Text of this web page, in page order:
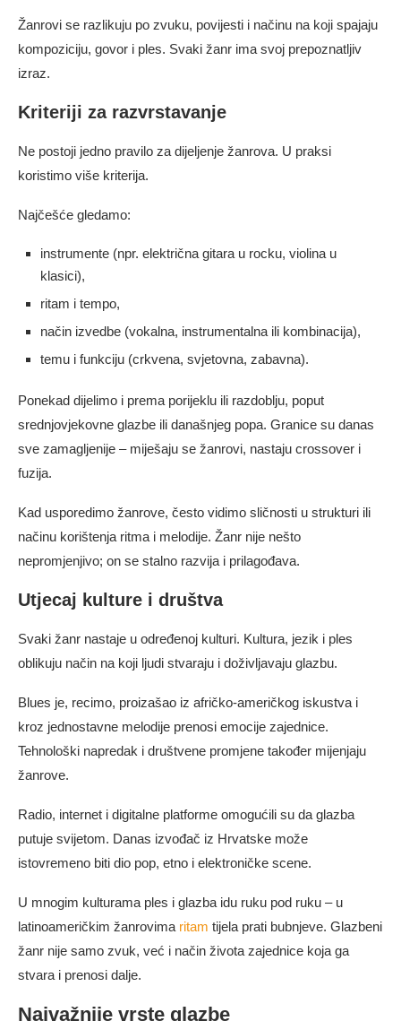
Žanrovi se razlikuju po zvuku, povijesti i načinu na koji spajaju
kompoziciju, govor i ples. Svaki žanr ima svoj prepoznatljiv
izraz.
Kriteriji za razvrstavanje
Ne postoji jedno pravilo za dijeljenje žanrova. U praksi
koristimo više kriterija.
Najčešće gledamo:
instrumente (npr. električna gitara u rocku, violina u
klasici),
ritam i tempo,
način izvedbe (vokalna, instrumentalna ili kombinacija),
temu i funkciju (crkvena, svjetovna, zabavna).
Ponekad dijelimo i prema porijeklu ili razdoblju, poput
srednjovjekovne glazbe ili današnjeg popa. Granice su danas
sve zamagljenije – miješaju se žanrovi, nastaju crossover i
fuzija.
Kad usporedimo žanrove, često vidimo sličnosti u strukturi ili
načinu korištenja ritma i melodije. Žanr nije nešto
nepromjenjivo; on se stalno razvija i prilagođava.
Utjecaj kulture i društva
Svaki žanr nastaje u određenoj kulturi. Kultura, jezik i ples
oblikuju način na koji ljudi stvaraju i doživljavaju glazbu.
Blues je, recimo, proizašao iz afričko-američkog iskustva i
kroz jednostavne melodije prenosi emocije zajednice.
Tehnološki napredak i društvene promjene također mijenjaju
žanrove.
Radio, internet i digitalne platforme omogućili su da glazba
putuje svijetom. Danas izvođač iz Hrvatske može
istovremeno biti dio pop, etno i elektroničke scene.
U mnogim kulturama ples i glazba idu ruku pod ruku – u
latinoameričkim žanrovima ritam tijela prati bubnjeve. Glazbeni
žanr nije samo zvuk, već i način života zajednice koja ga
stvara i prenosi dalje.
Najvažnije vrste glazbe